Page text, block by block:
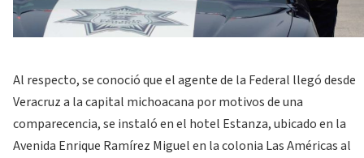
Al respecto, se conoció que el agente de la Federal llegó desde
Veracruz a la capital michoacana por motivos de una
comparecencia, se instaló en el hotel Estanza, ubicado en la
Avenida Enrique Ramírez Miguel en la colonia Las Américas al